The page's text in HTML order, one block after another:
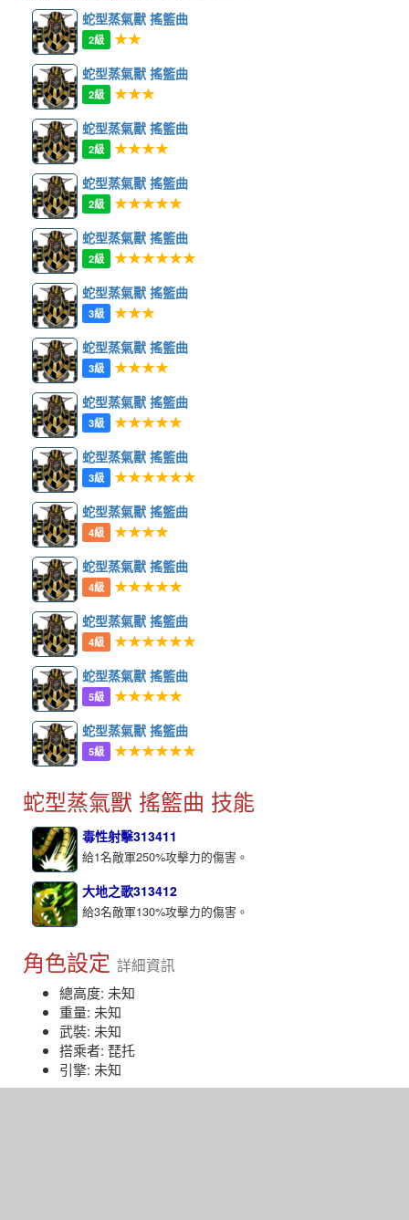
蛇型蒸氣獸 搖籃曲
2級 ★★
蛇型蒸氣獸 搖籃曲
2級 ★★★
蛇型蒸氣獸 搖籃曲
2級 ★★★★
蛇型蒸氣獸 搖籃曲
2級 ★★★★★
蛇型蒸氣獸 搖籃曲
2級 ★★★★★★
蛇型蒸氣獸 搖籃曲
3級 ★★★
蛇型蒸氣獸 搖籃曲
3級 ★★★★
蛇型蒸氣獸 搖籃曲
3級 ★★★★★
蛇型蒸氣獸 搖籃曲
3級 ★★★★★★
蛇型蒸氣獸 搖籃曲
4級 ★★★★
蛇型蒸氣獸 搖籃曲
4級 ★★★★★
蛇型蒸氣獸 搖籃曲
4級 ★★★★★★
蛇型蒸氣獸 搖籃曲
5級 ★★★★★
蛇型蒸氣獸 搖籃曲
5級 ★★★★★★
蛇型蒸氣獸 搖籃曲 技能
毒性射擊313411
給1名敵軍250%攻擊力的傷害。
大地之歌313412
給3名敵軍130%攻擊力的傷害。
角色設定 詳細資訊
總高度: 未知
重量: 未知
武裝: 未知
搭乘者: 琵托
引擎: 未知